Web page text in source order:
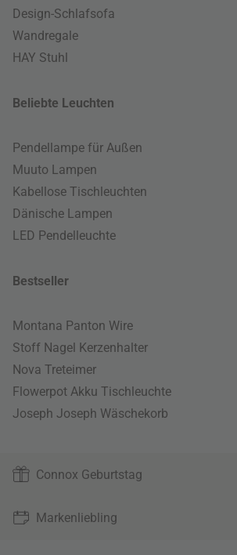
Design-Schlafsofa
Wandregale
HAY Stuhl
Beliebte Leuchten
Pendellampe für Außen
Muuto Lampen
Kabellose Tischleuchten
Dänische Lampen
LED Pendelleuchte
Bestseller
Montana Panton Wire
Stoff Nagel Kerzenhalter
Nova Treteimer
Flowerpot Akku Tischleuchte
Joseph Joseph Wäschekorb
Connox Geburtstag
Markenliebling